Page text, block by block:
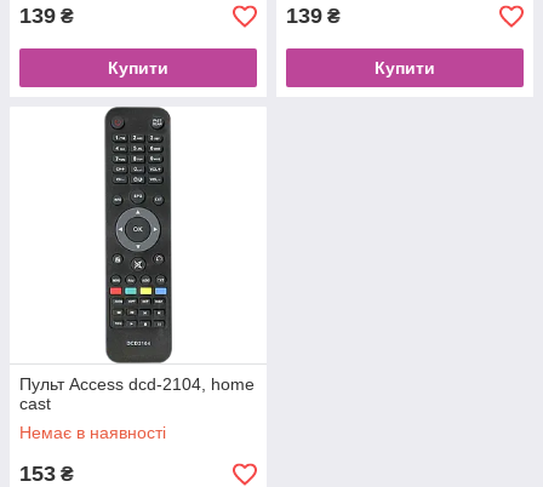
139 ₴
Купити
139 ₴
Купити
Пульт Access dcd-2104, home
cast
Немає в наявності
153 ₴